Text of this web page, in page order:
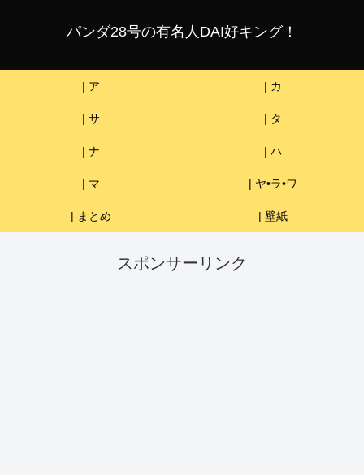
パンダ28号の有名人DAI好キング！
| ア | カ
| サ | タ
| ナ | ハ
| マ | ヤ•ラ•ワ
| まとめ | 壁紙
スポンサーリンク